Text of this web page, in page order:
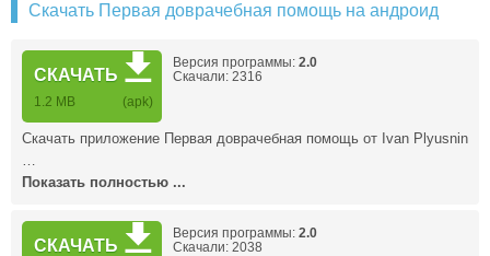
Скачать Первая доврачебная помощь на андроид
СКАЧАТЬ
1.2 MB (apk)
Версия программы: 2.0
Скачали: 2316
Скачать приложение Первая доврачебная помощь от Ivan Plyusnin
…
Показать полностью ...
СКАЧАТЬ
Версия программы: 2.0
Скачали: 2038